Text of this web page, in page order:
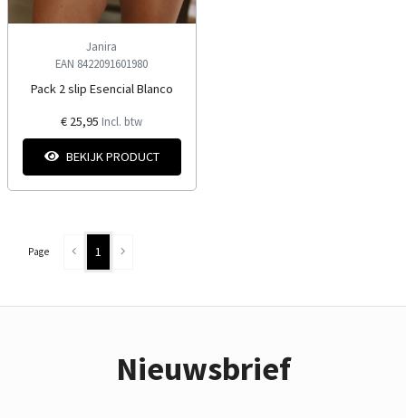
Janira
EAN 8422091601980
Pack 2 slip Esencial Blanco
€ 25,95 Incl. btw
BEKIJK PRODUCT
Page 1
Nieuwsbrief